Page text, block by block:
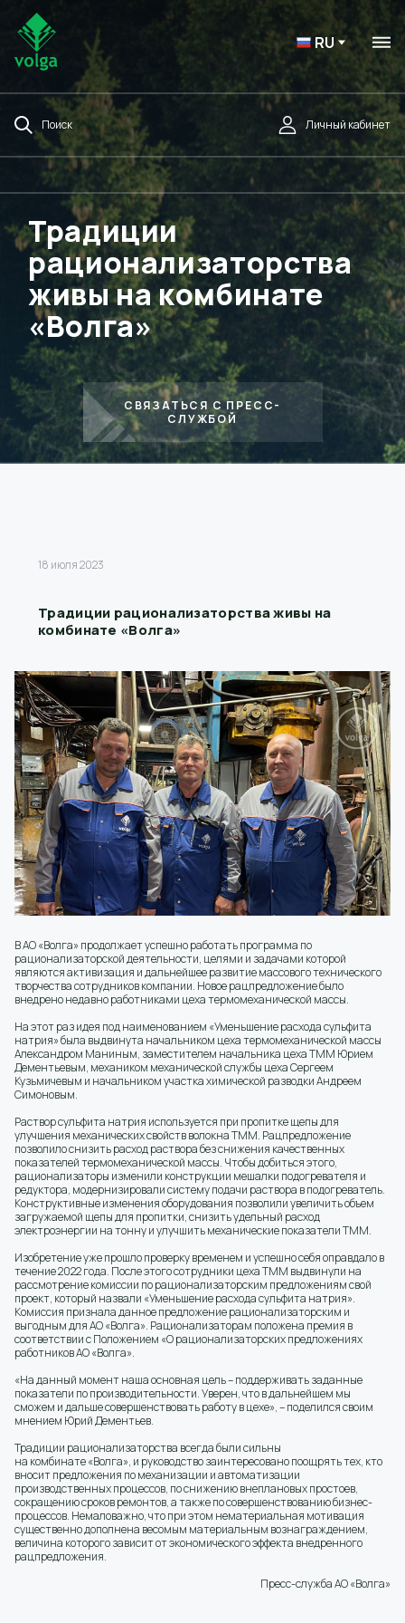
RU
Поиск Личный кабинет
Традиции
рационализаторства
живы на комбинате
«Волга»
СВЯЗАТЬСЯ С ПРЕСС-
СЛУЖБОЙ
18 июля 2023
Традиции рационализаторства живы на
комбинате «Волга»
В АО «Волга» продолжает успешно работать программа по
рационализаторской деятельности, целями и задачами которой
являются активизация и дальнейшее развитие массового технического
творчества сотрудников компании. Новое рацпредложение было
внедрено недавно работниками цеха термомеханической массы.
На этот раз идея под наименованием «Уменьшение расхода сульфита
натрия» была выдвинута начальником цеха термомеханической массы
Александром Маниным, заместителем начальника цеха ТММ Юрием
Дементьевым, механиком механической службы цеха Сергеем
Кузьмичевым и начальником участка химической разводки Андреем
Симоновым.
Раствор сульфита натрия используется при пропитке щепы для
улучшения механических свойств волокна ТММ. Рацпредложение
позволило снизить расход раствора без снижения качественных
показателей термомеханической массы. Чтобы добиться этого,
рационализаторы изменили конструкции мешалки подогревателя и
редуктора, модернизировали систему подачи раствора в подогреватель.
Конструктивные изменения оборудования позволили увеличить объем
загружаемой щепы для пропитки, снизить удельный расход
электроэнергии на тонну и улучшить механические показатели ТММ.
Изобретение уже прошло проверку временем и успешно себя оправдало в
течение 2022 года. После этого сотрудники цеха ТММ выдвинули на
рассмотрение комиссии по рационализаторским предложениям свой
проект, который назвали «Уменьшение расхода сульфита натрия».
Комиссия признала данное предложение рационализаторским и
выгодным для АО «Волга». Рационализаторам положена премия в
соответствии с Положением «О рационализаторских предложениях
работников АО «Волга».
«На данный момент наша основная цель – поддерживать заданные
показатели по производительности. Уверен, что в дальнейшем мы
сможем и дальше совершенствовать работу в цехе», – поделился своим
мнением Юрий Дементьев.
Традиции рационализаторства всегда были сильны
на комбинате «Волга», и руководство заинтересовано поощрять тех, кто
вносит предложения по механизации и автоматизации
производственных процессов, по снижению внеплановых простоев,
сокращению сроков ремонтов, а также по совершенствованию бизнес-
процессов. Немаловажно, что при этом нематериальная мотивация
существенно дополнена весомым материальным вознаграждением,
величина которого зависит от экономического эффекта внедренного
рацпредложения.
Пресс-служба АО «Волга»